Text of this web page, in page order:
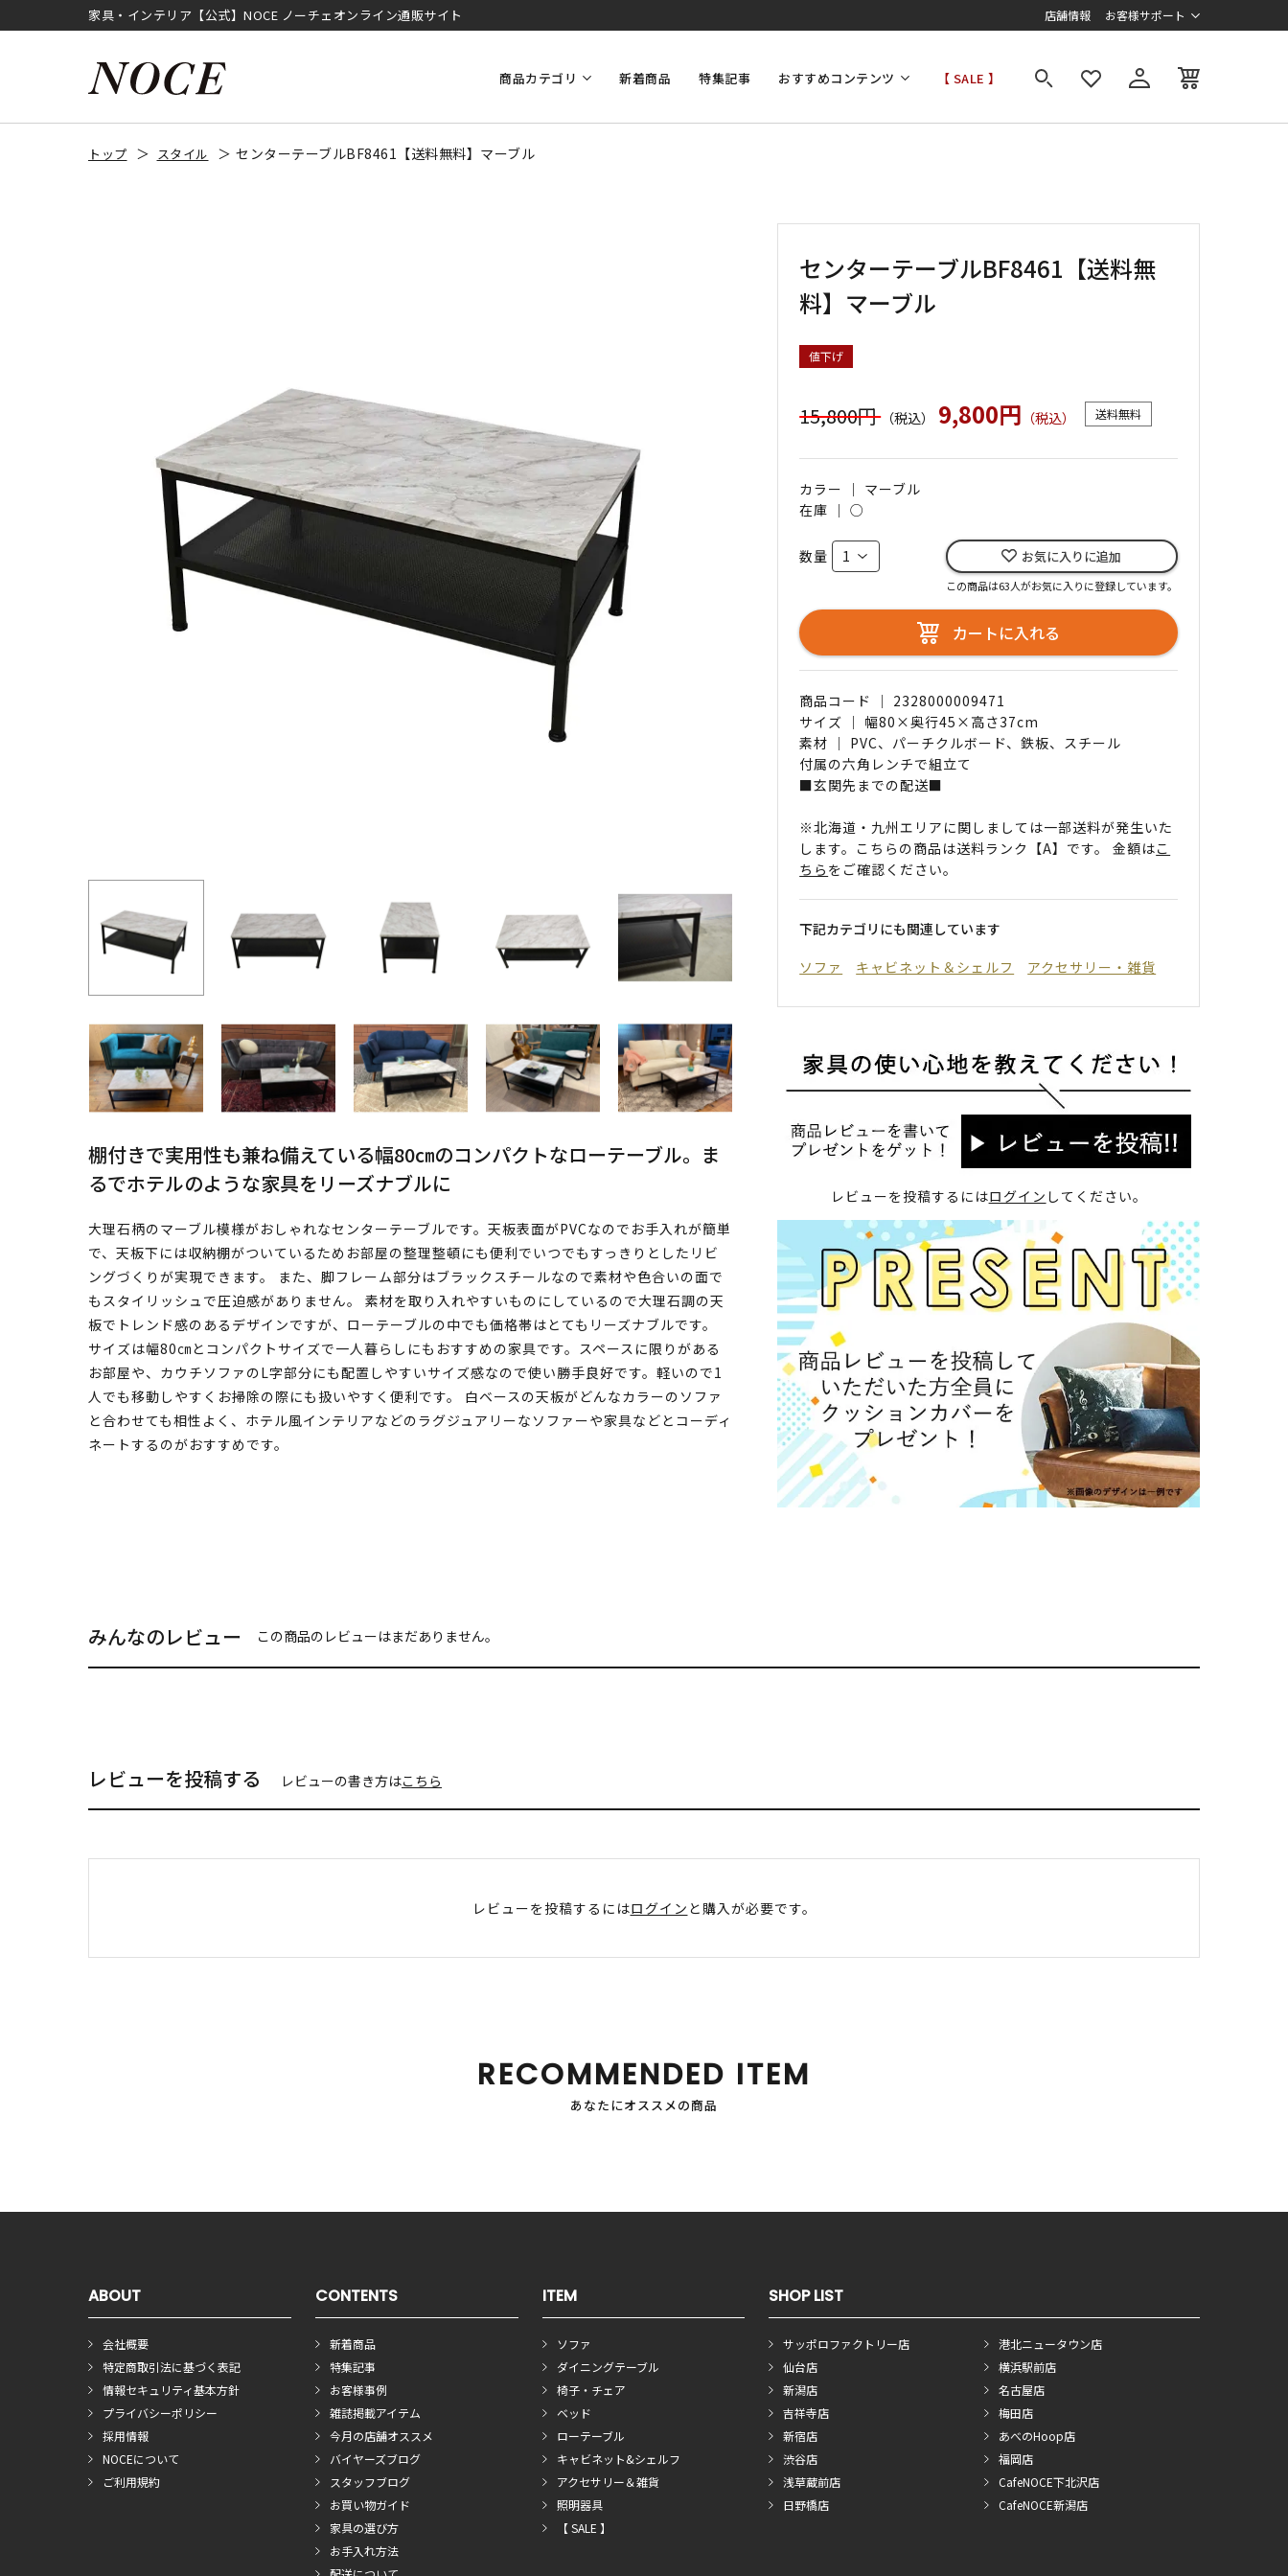
家具・インテリア【公式】NOCE ノーチェオンライン通販サイト 店舗情報 お客様サポート
商品カテゴリ 新着商品 特集記事 おすすめコンテンツ 【 SALE 】
トップ スタイル センターテーブルBF8461【送料無料】マーブル
棚付きで実用性も兼ね備えている幅80㎝のコンパクトなローテーブル。ま
るでホテルのような家具をリーズナブルに
大理石柄のマーブル模様がおしゃれなセンターテーブルです。天板表面がPVCなのでお手入れが簡単
で、天板下には収納棚がついているためお部屋の整理整頓にも便利でいつでもすっきりとしたリビ
ングづくりが実現できます。 また、脚フレーム部分はブラックスチールなので素材や色合いの面で
もスタイリッシュで圧迫感がありません。 素材を取り入れやすいものにしているので大理石調の天
板でトレンド感のあるデザインですが、ローテーブルの中でも価格帯はとてもリーズナブルです。
サイズは幅80㎝とコンパクトサイズで一人暮らしにもおすすめの家具です。スペースに限りがある
お部屋や、カウチソファのL字部分にも配置しやすいサイズ感なので使い勝手良好です。軽いので1
人でも移動しやすくお掃除の際にも扱いやすく便利です。 白ベースの天板がどんなカラーのソファ
と合わせても相性よく、ホテル風インテリアなどのラグジュアリーなソファーや家具などとコーディ
ネートするのがおすすめです。
センターテーブルBF8461【送料無
料】マーブル
値下げ
15,800円（税込） 9,800円 （税込） 送料無料
カラー ｜ マーブル
在庫 ｜○
数量 お気に入りに追加
この商品は63人がお気に入りに登録しています。
カートに入れる
商品コード ｜ 2328000009471
サイズ ｜ 幅80×奥行45×高さ37cm
素材 ｜ PVC、パーチクルボード、鉄板、スチール
付属の六角レンチで組立て
■玄関先までの配送■
※北海道・九州エリアに関しましては一部送料が発生いた
します。こちらの商品は送料ランク【A】です。 金額はこ
ちら をご確認ください。
下記カテゴリにも関連しています
ソファ
キャビネット＆シェルフ アクセサリー・雑貨
レビューを投稿するにはログイン してください。
みんなのレビュー この商品のレビューはまだありません。
レビューを投稿する レビューの書き方はこちら
レビューを投稿するにはログイン と購入が必要です。
RECOMMENDED ITEM
あなたにオススメの商品
ABOUT
会社概要
特定商取引法に基づく表記
情報セキュリティ基本方針
プライバシーポリシー
採用情報
NOCEについて
ご利用規約
CONTENTS
新着商品
特集記事
お客様事例
雑誌掲載アイテム
今月の店舗オススメ
バイヤーズブログ
スタッフブログ
お買い物ガイド
家具の選び方
お手入れ方法
ITEM
ソファ
ダイニングテーブル
椅子・チェア
ベッド
ローテーブル
キャビネット&シェルフ
アクセサリー＆雑貨
照明器具
【 SALE 】
SHOP LIST
サッポロファクトリー店
仙台店
新潟店
吉祥寺店
新宿店
渋谷店
浅草蔵前店
日野橋店
港北ニュータウン店
横浜駅前店
名古屋店
梅田店
あべのHoop店
福岡店
CafeNOCE下北沢店
CafeNOCE新潟店